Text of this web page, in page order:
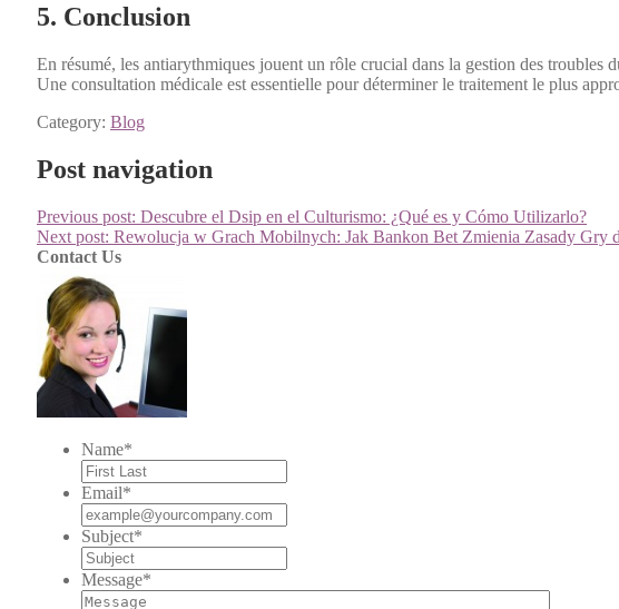
5. Conclusion
En résumé, les antiary­th­miques jouent un rôle cru­cial dans la ges­tion des
Une con­sul­ta­tion médi­cale est essen­tielle pour déter­min­er le traite­ment le plus
Category: Blog
Post navigation
Previous post: Descubre el Dsip en el Culturismo: ¿Qué es y Cómo Utilizarlo?
Next post: Rewolucja w Grach Mobilnych: Jak Bankon Bet Zmienia Zasady Gry
Contact Us
Name*
Email*
Subject*
Message*